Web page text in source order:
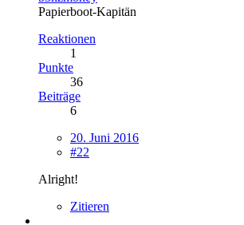
Papierboot-Kapitän
Reaktionen
1
Punkte
36
Beiträge
6
20. Juni 2016
#22
Alright!
Zitieren